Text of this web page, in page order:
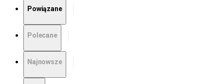
Powiązane
Polecane
Najnowsze